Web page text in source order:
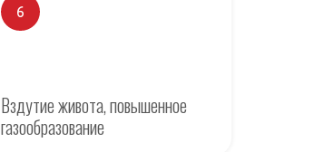
6
Вздутие живота, повышенное
газообразование